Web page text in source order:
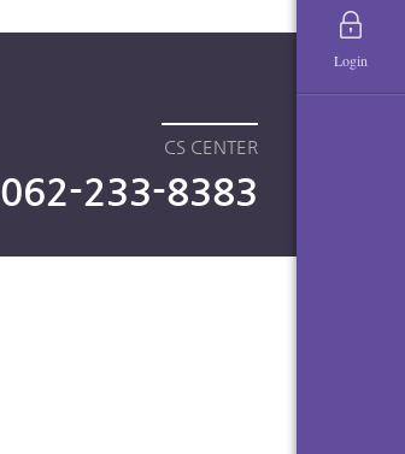
Login
CS CENTER
062-233-8383